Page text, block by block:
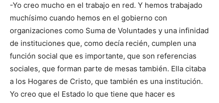
-Yo creo mucho en el trabajo en red. Y hemos trabajado
muchísimo cuando hemos en el gobierno con
organizaciones como Suma de Voluntades y una infinidad
de instituciones que, como decía recién, cumplen una
función social que es importante, que son referencias
sociales, que forman parte de mesas también. Ella citaba
a los Hogares de Cristo, que también es una institución.
Yo creo que el Estado lo que tiene que hacer es